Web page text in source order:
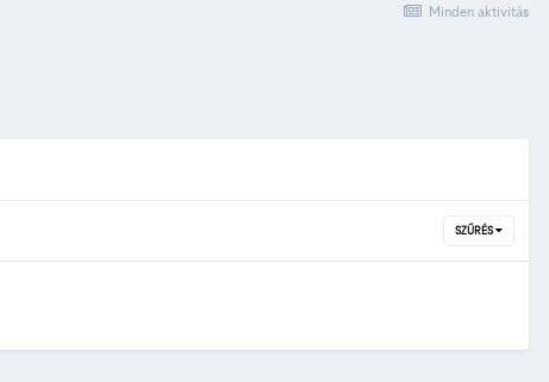
Minden aktivitás
SZŰRÉS